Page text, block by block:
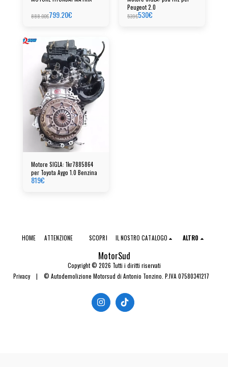
888.00€799.20€
Peugeot 2.0
539€530€
Motore SIGLA: 1kr7885864
per Toyota Aygo 1.0 Benzina
819€
MotorSud
Copyright © 2026 Tutti i diritti riservati
Privacy| © Autodemolizione Motorsud di Antonio Tonzino. P.IVA 07580341217
HOME ATTENZIONE SCOPRI IL NOSTRO CATALOGO ALTRO